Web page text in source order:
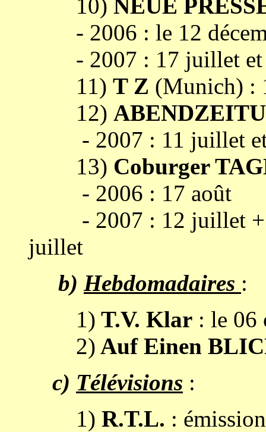
10) NEUE
- 2006 : le 12
- 2007 : 17 juillet et
11) T Z (Munich) :
12)
- 2007 : 11 juillet et
13) Coburger
- 2006 : 17 août
- 2007 : 12 juillet +
juillet
b) Hebdomadaires :
1) T.V. Klar : le 06
2) Auf Einen
c) Télévisions :
1) R.T.L. :